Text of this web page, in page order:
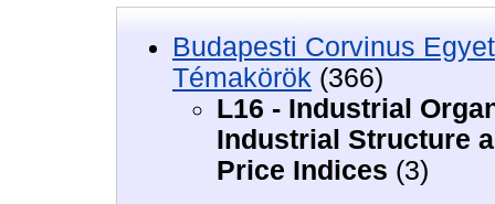
Budapesti Corvinus
Témakörök (366)
L16 - Industrial
Industrial Structure
Price Indices (3)